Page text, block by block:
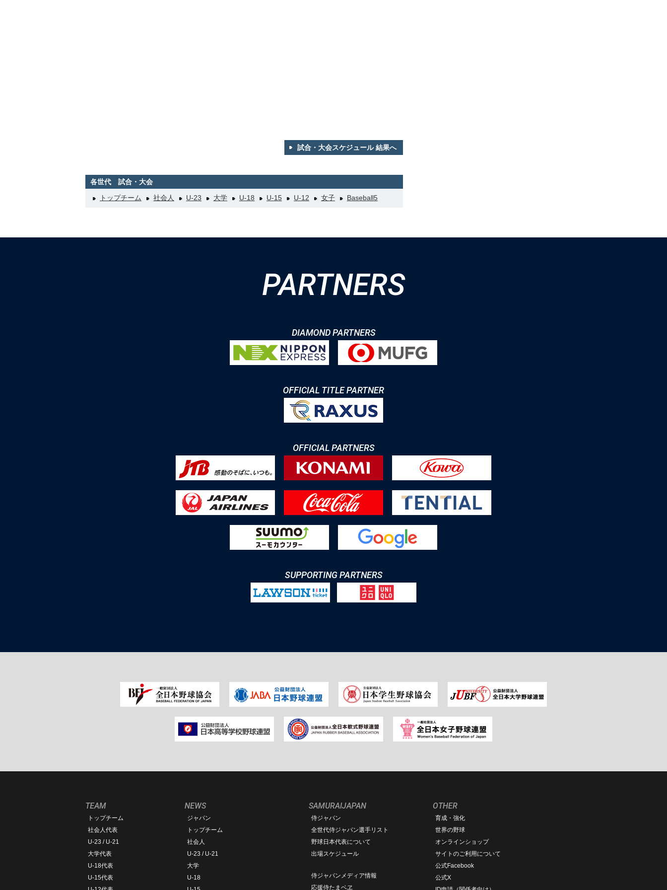
試合・大会スケジュール 結果へ
各世代 試合・大会
トップチーム
社会人 U-23 大学 U-18 U-15 U-12 女子 Baseball5
PARTNERS
DIAMOND PARTNERS
OFFICIAL TITLE PARTNER
OFFICIAL PARTNERS
SUPPORTING PARTNERS
TEAM
トップチーム
社会人代表
U-23 / U-21
大学代表
U-18代表
U-15代表
NEWS
ジャパン
トップチーム
社会人
U-23 / U-21
大学
U-18
SAMURAIJAPAN
侍ジャパン
全世代侍ジャパン選手リスト
野球日本代表について
出場スケジュール
侍ジャパンメディア情報
応援侍たまベヱ
OTHER
育成・強化
世界の野球
オンラインショップ
サイトのご利用について
公式Facebook
公式X